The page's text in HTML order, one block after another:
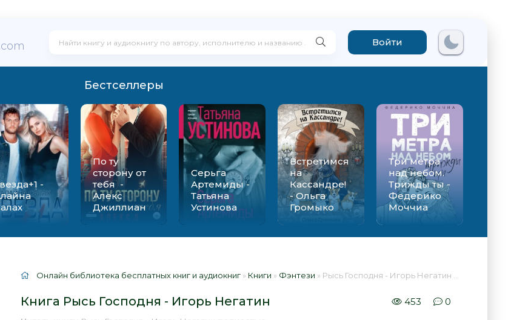
.com Войти
Бестселлеры
-
По ту
сторону от
тебя -
Алекс
Джиллиан
Серьга
Артемиды -
Татьяна
Устинова
Встретимся
на
Кассандре!
- Ольга
Громыко
Три метра
над небом.
Трижды ты -
Федерико
Моччиа
Онлайн библиотека бесплатных книг и аудиокниг » Книги » Фэнтези » Рысь Господня - Игорь Негатин 📕 - Книга онлайн бесплатно
Книга Рысь Господня - Игорь Негатин 453 0